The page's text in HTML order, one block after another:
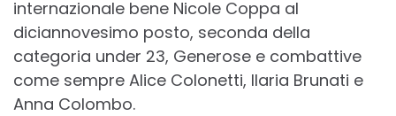
internazionale bene Nicole Coppa al
diciannovesimo posto, seconda della
categoria under 23, Generose e combattive
come sempre Alice Colonetti, Ilaria Brunati e
Anna Colombo.